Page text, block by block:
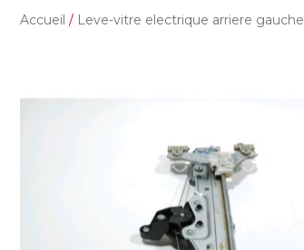
Accueil Leve-vitre electrique arriere gauche